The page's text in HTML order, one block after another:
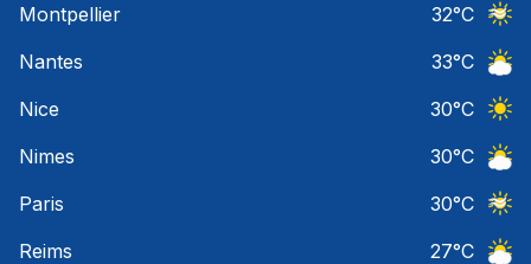
Montpellier
32°C
Nantes
33°C
Nice
30°C
Nimes
30°C
Paris
30°C
Reims
27°C